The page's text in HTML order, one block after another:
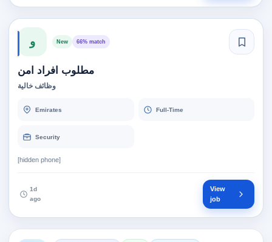
و New 66% match
مطلوب افراد امن
وظائف خالية
Emirates Full-Time
Security
[hidden phone]
1d
ago
View
job